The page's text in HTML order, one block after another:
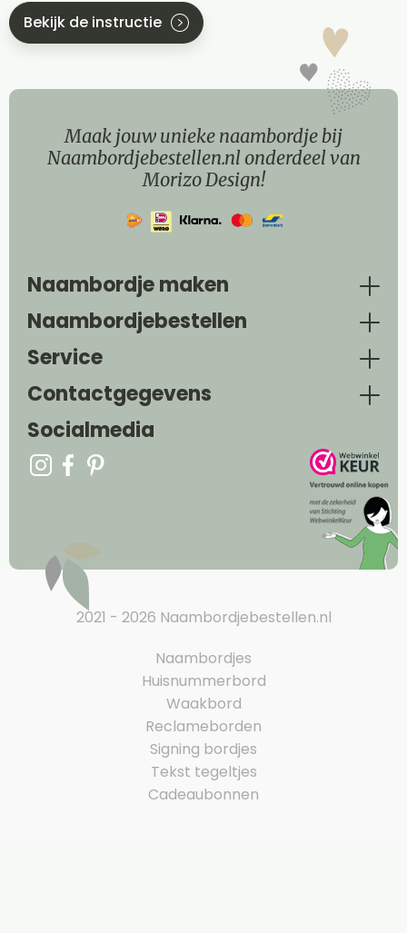
Bekijk de instructie
Maak jouw unieke naambordje bij
Naambordjebestellen.nl onderdeel van
Morizo Design!
Naambordje maken
Naambordjebestellen
Service
Contactgegevens
Socialmedia
2021 - 2026 Naambordjebestellen.nl
Naambordjes
Huisnummerbord
Waakbord
Reclameborden
Signing bordjes
Tekst tegeltjes
Cadeaubonnen